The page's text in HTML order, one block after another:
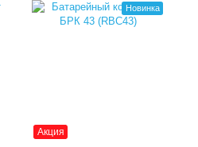
Акция
Новинка